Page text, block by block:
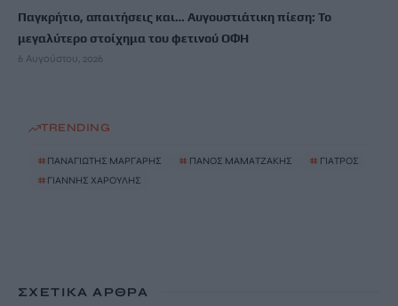
Παγκρήτιο, απαιτήσεις και… Αυγουστιάτικη πίεση: Το
μεγαλύτερο στοίχημα του φετινού ΟΦΗ
6 Αυγούστου, 2026
TRENDING
# ΠΑΝΑΓΙΩΤΗΣ ΜΑΡΓΑΡΗΣ # ΠΑΝΟΣ ΜΑΜΑΤΖΑΚΗΣ # ΓΙΑΤΡΟΣ
# ΓΙΑΝΝΗΣ ΧΑΡΟΥΛΗΣ
ΣΧΕΤΙΚΆ ΆΡΘΡΑ